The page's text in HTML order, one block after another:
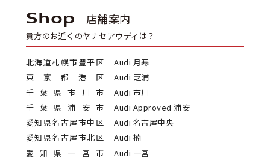
Shop 店舗案内
貴方のお近くのヤナセアウディは？
北海道札幌市豊平区
Audi 月寒
東京都港区
Audi 芝浦
千葉県市川市
Audi 市川
千葉県浦安市
Audi Approved 浦安
愛知県名古屋市中区
Audi 名古屋中央
愛知県名古屋市北区
Audi 楠
愛知県一宮市
Audi 一宮